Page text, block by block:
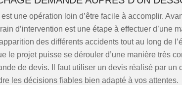
une opération loin d’être facile à accomplir.
d’intervention est une étape à effectuer d’une
des différents accidents tout au long de
le projet puisse se dérouler d’une manière très
de devis. Il faut utiliser un devis réalisé par un
les décisions fiables bien adapté à vos attentes.